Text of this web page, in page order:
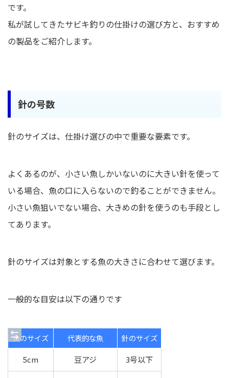
です。
私が試してきたサビキ釣りの仕掛けの選び方と、おすすめ
の製品をご紹介します。
針の号数
針のサイズは、仕掛け選びの中で重要な要素です。
よくあるのが、小さい魚しかいないのに大きい針を使って
いる場合、魚の口に入らないので釣ることができません。
小さい魚狙いでない場合、大きめの針を使うのも手段とし
てあります。
針のサイズは対象とする魚の大きさに合わせて選びます。
一般的な目安は以下の通りです
魚のサイズ 代表的な魚
針のサイズ
5cm
豆アジ 3号以下